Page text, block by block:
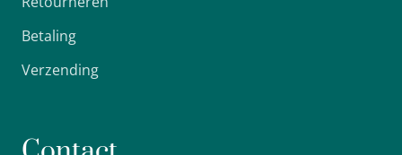
Betaling
Verzending